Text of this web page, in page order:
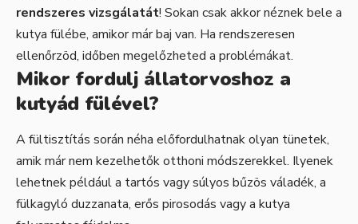
rendszeres vizsgálatát! Sokan csak akkor néznek bele a
kutya fülébe, amikor már baj van. Ha rendszeresen
ellenőrzöd, időben megelőzheted a problémákat.
Mikor fordulj állatorvoshoz a
kutyád fülével?
A fültisztítás során néha előfordulhatnak olyan tünetek,
amik már nem kezelhetők otthoni módszerekkel. Ilyenek
lehetnek például a tartós vagy súlyos bűzös váladék, a
fülkagyló duzzanata, erős pirosodás vagy a kutya